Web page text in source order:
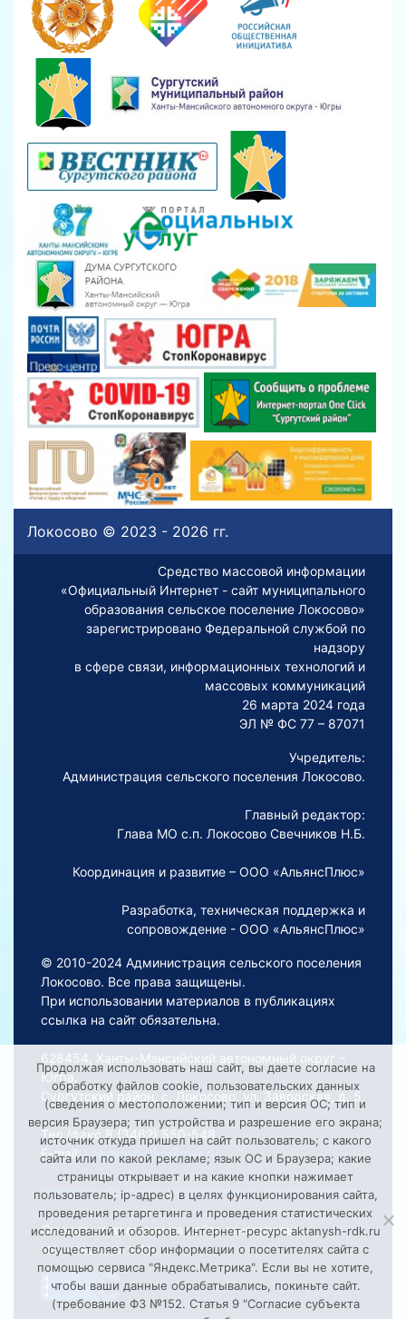
Локосово © 2023 - 2026 гг.
Средство массовой информации
«Официальный Интернет - сайт муниципального
образования сельское поселение Локосово»
зарегистрировано Федеральной службой по
надзору
в сфере связи, информационных технологий и
массовых коммуникаций
26 марта 2024 года
ЭЛ № ФС 77 – 87071
Учредитель:
Администрация сельского поселения Локосово.
Главный редактор:
Глава МО с.п. Локосово Свечников Н.Б.
Координация и развитие – ООО «АльянсПлюс»
Разработка, техническая поддержка и
сопровождение - ООО «АльянсПлюс»
© 2010-2024 Администрация сельского поселения
Локосово. Все права защищены.
При использовании материалов в публикациях
ссылка на сайт обязательна.
628454, Ханты-Мансийский автономный округ –
Югра,
Сургутский район, с. Локосово, ул. Заводская, д. 5
Тел./факс 8 (3462) 550-548
E-mail:Lokosovoadm@mail.ru
Порядок обработки персональных данных на сайте
Смещение времени на сайте относительно
московского: +2 ч.
Продолжая использовать наш сайт, вы даете согласие на
обработку файлов cookie, пользовательских данных
(сведения о местоположении; тип и версия ОС; тип и
версия Браузера; тип устройства и разрешение его экрана;
источник откуда пришел на сайт пользователь; с какого
сайта или по какой рекламе; язык ОС и Браузера; какие
страницы открывает и на какие кнопки нажимает
пользователь; ip-адрес) в целях функционирования сайта,
проведения ретаргетинга и проведения статистических
исследований и обзоров. Интернет-ресурс aktanysh-rdk.ru
осуществляет сбор информации о посетителях сайта с
помощью сервиса "Яндекс.Метрика". Если вы не хотите,
чтобы ваши данные обрабатывались, покиньте сайт.
(требование ФЗ №152. Статья 9 "Согласие субъекта